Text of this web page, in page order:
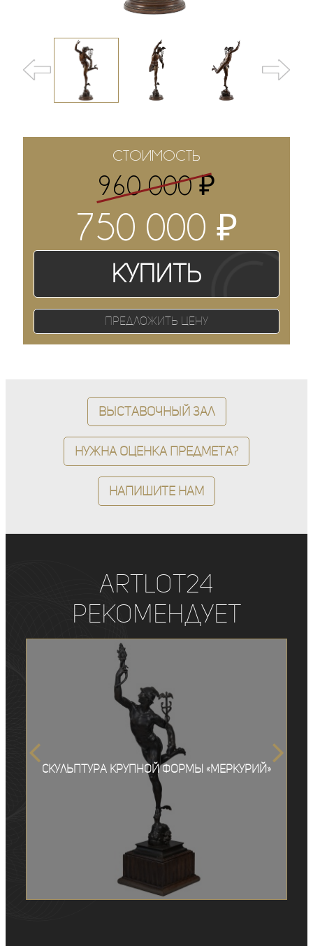
СТОИМОСТЬ
960 000₽
750 000 ₽
Купить
Предложить цену
Выставочный зал
Нужна оценка предмета?
Напишите нам
ArtLot24
рекомендует
Скульптура крупной формы «Меркурий»